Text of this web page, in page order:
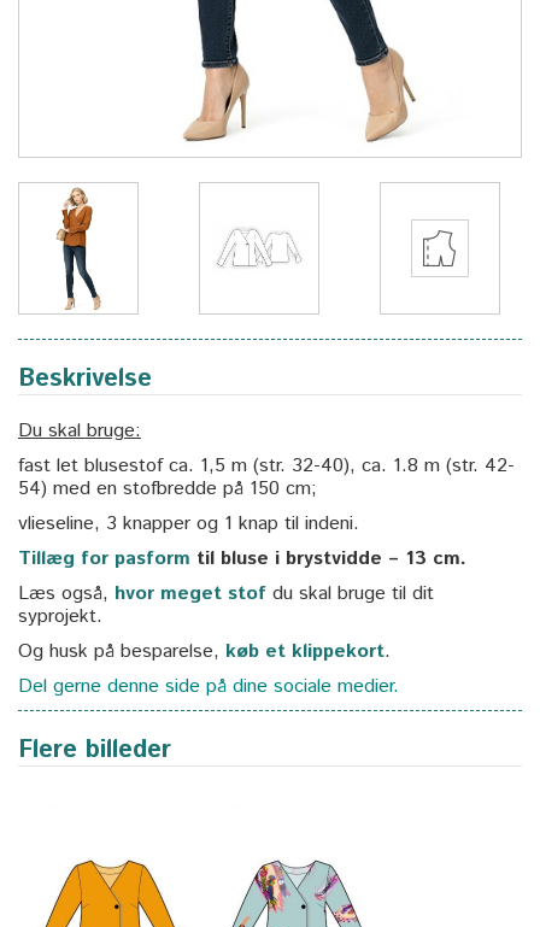
Beskrivelse
Du skal bruge:
fast let blusestof ca. 1,5 m (str. 32-40), ca. 1.8 m (str. 42-
54) med en stofbredde på 150 cm;
vlieseline, 3 knapper og 1 knap til indeni.
Tillæg for pasform til bluse i brystvidde – 13 cm.
Læs også, hvor meget stof du skal bruge til dit
syprojekt.
Og husk på besparelse, køb et klippekort.
Del gerne denne side på dine sociale medier.
Flere billeder